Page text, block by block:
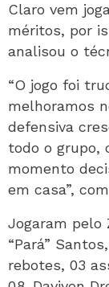
Claro vem
méritos, por
analisou o
“O jogo foi
melhoramos
defensiva
todo o grupo,
momento
em casa”,
Jogaram pelo
“Pará”
rebotes, 03